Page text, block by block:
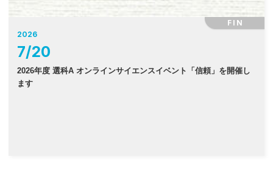
FIN
2026
7/20
2026年度 選科A オンラインサイエンスイベント「信頼」を開催し
ます